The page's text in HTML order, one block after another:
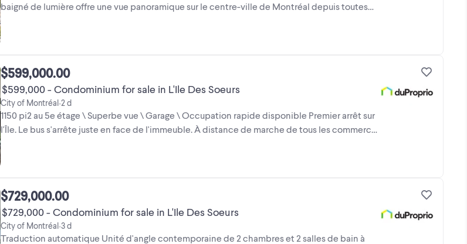
baigné de lumière offre une vue panoramique sur le centre-ville de Montréal depuis toutes
$599,000.00
$599,000 - Condominium for sale in L'Ile Des Soeurs
City of Montréal•2 d
1150 pi2 au 5e étage \ Superbe vue \ Garage \ Occupation rapide disponible Premier arrêt sur
l'Île. Le bus s'arrête juste en face de l'immeuble. À distance de marche de tous les commerces
$729,000.00
$729,000 - Condominium for sale in L'Ile Des Soeurs
City of Montréal•3 d
Traduction automatique Unité d'angle contemporaine de 2 chambres et 2 salles de bain à